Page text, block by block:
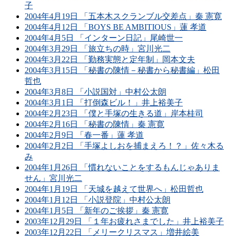
子
2004年4月19日 「五本木スクランブル交差点」秦 憲寛
2004年4月12日 「BOYS BE AMBITIOUS」蓮 孝道
2004年4月5日 「インターン日記」尾崎世一
2004年3月29日 「旅立ちの時」宮川光二
2004年3月22日 「勤務実態と定年制」岡本文夫
2004年3月15日 「秘書の陳情－秘書から秘書編」松田
哲也
2004年3月8日 「小説国対」中村公太朗
2004年3月1日 「打倒森ビル！」井上裕美子
2004年2月23日 「僕と手塚の生きる道」岸本桂司
2004年2月16日 「秘書の陳情」秦 憲寛
2004年2月9日 「春一番」蓮 孝道
2004年2月2日 「手塚よしおを捕まえろ！？」佐々木る
み
2004年1月26日 「慣れないことをするもんじゃありま
せん」宮川光二
2004年1月19日 「天城を越えて世界へ」松田哲也
2004年1月12日 「小説登院」中村公太朗
2004年1月5日 「新年のご挨拶」秦 憲寛
2003年12月29日 「１年お疲れさまでした」井上裕美子
2003年12月22日 「メリークリスマス」増井絵美